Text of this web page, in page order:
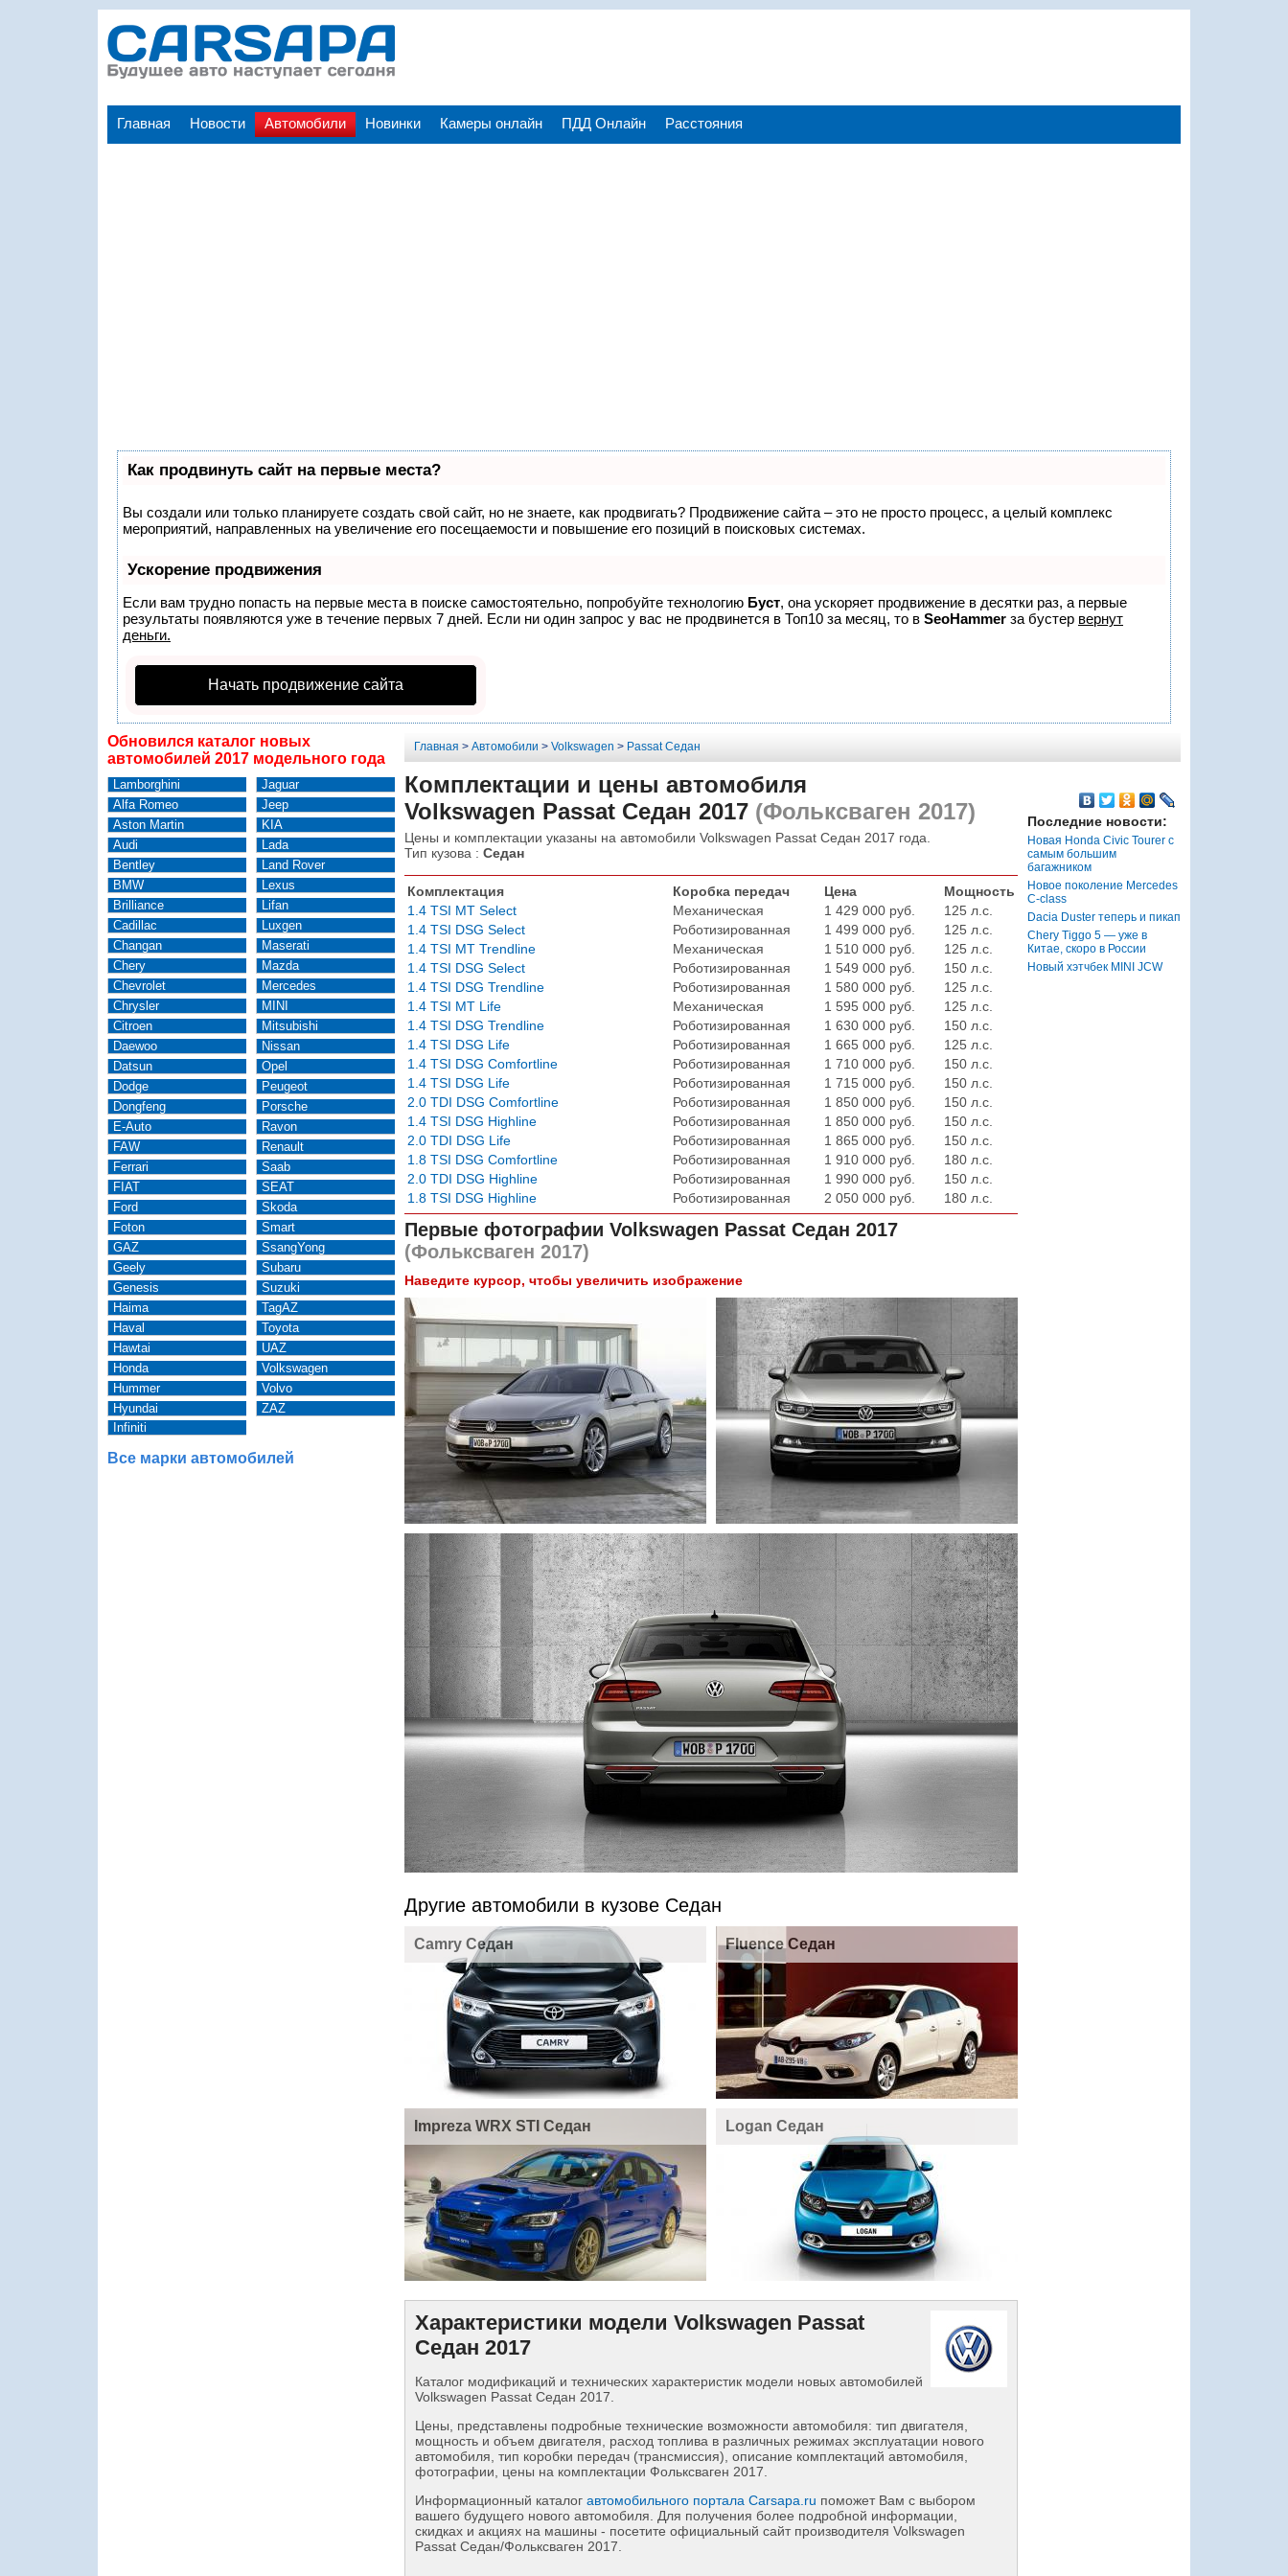
Главная Новости Автомобили Новинки Камеры онлайн ПДД Онлайн Расстояния
Как продвинуть сайт на первые места?
Вы создали или только планируете создать свой сайт, но не знаете, как продвигать? Продвижение сайта – это не просто процесс, а целый комплекс
мероприятий, направленных на увеличение его посещаемости и повышение его позиций в поисковых системах.
Ускорение продвижения
Если вам трудно попасть на первые места в поиске самостоятельно, попробуйте технологию Буст, она ускоряет продвижение в десятки раз, а первые
результаты появляются уже в течение первых 7 дней. Если ни один запрос у вас не продвинется в Топ10 за месяц, то в SeoHammer за бустер вернут
деньги.
Начать продвижение сайта
Обновился каталог новых
автомобилей 2017 модельного года
Lamborghini
Alfa Romeo
Aston Martin
Audi
Bentley
BMW
Brilliance
Cadillac
Changan
Chery
Chevrolet
Chrysler
Citroen
Daewoo
Datsun
Dodge
Dongfeng
E-Auto
FAW
Ferrari
FIAT
Ford
Foton
GAZ
Geely
Genesis
Haima
Haval
Hawtai
Honda
Hummer
Hyundai
Infiniti
Jaguar
Jeep
KIA
Lada
Land Rover
Lexus
Lifan
Luxgen
Maserati
Mazda
Mercedes
MINI
Mitsubishi
Nissan
Opel
Peugeot
Porsche
Ravon
Renault
Saab
SEAT
Skoda
Smart
SsangYong
Subaru
Suzuki
TagAZ
Toyota
UAZ
Volkswagen
Volvo
ZAZ
Все марки автомобилей
Главная > Автомобили > Volkswagen > Passat Седан
Комплектации и цены автомобиля
Volkswagen Passat Седан 2017(Фольксваген 2017)
Цены и комплектации указаны на автомобили Volkswagen Passat Седан 2017 года.
Тип кузова : Седан
Комплектация Коробка передач Цена
Мощность
1.4 TSI MT Select
Механическая 1 429 000 руб.
125 л.с.
1.4 TSI DSG Select
Роботизированная 1 499 000 руб.
125 л.с.
1.4 TSI MT Trendline
Механическая 1 510 000 руб.
125 л.с.
1.4 TSI DSG Select
Роботизированная 1 549 000 руб.
150 л.с.
1.4 TSI DSG Trendline
Роботизированная 1 580 000 руб.
125 л.с.
1.4 TSI MT Life
Механическая 1 595 000 руб.
125 л.с.
1.4 TSI DSG Trendline
Роботизированная 1 630 000 руб.
150 л.с.
1.4 TSI DSG Life
Роботизированная 1 665 000 руб.
125 л.с.
1.4 TSI DSG Comfortline
Роботизированная 1 710 000 руб.
150 л.с.
1.4 TSI DSG Life
Роботизированная 1 715 000 руб.
150 л.с.
2.0 TDI DSG Comfortline
Роботизированная 1 850 000 руб.
150 л.с.
1.4 TSI DSG Highline
Роботизированная 1 850 000 руб.
150 л.с.
2.0 TDI DSG Life
Роботизированная 1 865 000 руб.
150 л.с.
1.8 TSI DSG Comfortline
Роботизированная 1 910 000 руб.
180 л.с.
2.0 TDI DSG Highline
Роботизированная 1 990 000 руб.
150 л.с.
1.8 TSI DSG Highline
Роботизированная 2 050 000 руб. 180 л.с.
Первые фотографии Volkswagen Passat Седан 2017
(Фольксваген 2017)
Наведите курсор, чтобы увеличить изображение
Другие автомобили в кузове Седан
Camry Седан Fluence Седан
Impreza WRX STI Седан Logan Седан
Характеристики модели Volkswagen Passat
Седан 2017
Каталог модификаций и технических характеристик модели новых автомобилей
Volkswagen Passat Седан 2017.
Цены, представлены подробные технические возможности автомобиля: тип двигателя,
мощность и объем двигателя, расход топлива в различных режимах эксплуатации нового
автомобиля, тип коробки передач (трансмиссия), описание комплектаций автомобиля,
фотографии, цены на комплектации Фольксваген 2017.
Информационный каталог автомобильного портала Carsapa.ru поможет Вам с выбором
вашего будущего нового автомобиля. Для получения более подробной информации,
скидках и акциях на машины - посетите официальный сайт производителя Volkswagen
Passat Седан/Фольксваген 2017.
Последние новости:
Новая Honda Civic Tourer с
самым большим
багажником
Новое поколение Mercedes
C-class
Dacia Duster теперь и пикап
Chery Tiggo 5 — уже в
Китае, скоро в России
Новый хэтчбек MINI JCW